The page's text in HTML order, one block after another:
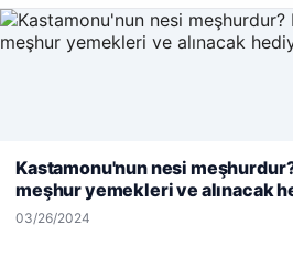
Son Eklenen Firmalar
Web sitemizi nasıl kullandığınızı
kullanıyoruz.Çerez Politikamız
Reddet
Kastamonu'nun nesi
meşhur yemekleri ve alınacak
03/26/2024